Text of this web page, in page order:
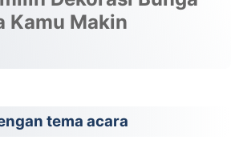
Kamu Makin
tema acara